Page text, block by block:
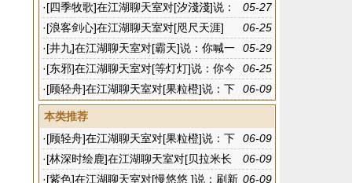
05-27
·[四季牧歌]在江湖聊天室对[汐淺淺]说：
我跟亮剑都是贵宾，纯纯来看戏的
06-25
·[浪客剑心]在江湖聊天室对[咫尺天涯]
说：然后招兵买马
05-29
·[井九]在江湖聊天室对[霸天]说：你喊一
下这个小伙子
06-25
·[东邪]在江湖聊天室对[等灯灯]说：你今
天聊了多少
06-09
·[顾轻舟]在江湖聊天室对[果粒橙]说：下
班啦
本类推荐
06-09
·[顾轻舟]在江湖聊天室对[果粒橙]说：下
班啦
06-09
·[林深时绘鹿]在江湖聊天室对[贝拉米长
款]说：襄阳
06-09
·[紫色]在江湖聊天室对[慢悠悠 ]说：刷新